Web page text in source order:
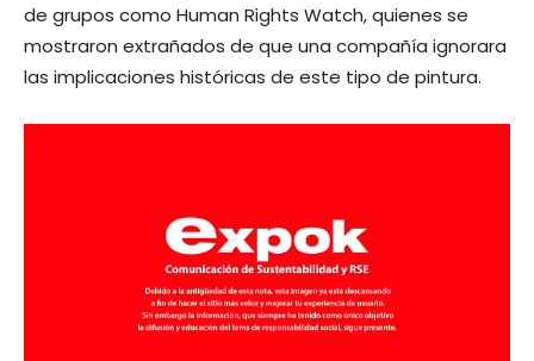
de grupos como Human Rights Watch, quienes se
mostraron extrañados de que una compañía ignorara
las implicaciones históricas de este tipo de pintura.